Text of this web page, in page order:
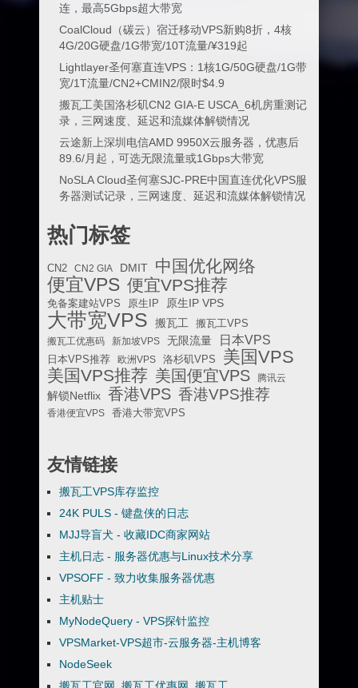
连，最高5Gbps超大带宽
CoalCloud（碳云）宿迁移动VPS新购8折，4核
4G/20G硬盘/1G带宽/10T流量/¥319起
Lightlayer圣何塞直连VPS：1核1G/50G硬盘/1G带
宽/1T流量/CN2+CMIN2/限时$4.9
搬瓦工美国洛杉矶CN2 GIA-E USCA_6机房重测记
录，三网速度、延迟和流媒体解锁情况
云途新上深圳电信AMD 9950X云服务器，优惠后
89.6/月起，可选无限流量或1Gbps大带宽
NoSLA Cloud圣何塞SJC-PRE中国直连优化VPS服
务器测试记录，三网速度、延迟和流媒体解锁情况
热门标签
CN2 CN2 GIA DMIT 中国优化网络
便宜VPS 便宜VPS推荐
免备案建站VPS 原生IP 原生IP VPS
大带宽VPS 搬瓦工
搬瓦工VPS
搬瓦工优惠码
新加坡VPS 无限流量 日本VPS
日本VPS推荐 欧洲VPS 洛杉矶VPS 美国VPS
美国VPS推荐 美国便宜VPS 腾讯云
解锁Netflix 香港VPS 香港VPS推荐
香港便宜VPS 香港大带宽VPS
友情链接
搬瓦工VPS库存监控
24K PULS - 键盘侠的日志
MJJ导盲犬 - 收藏IDC商家网站
主机日志 - 服务器优惠与Linux技术分享
VPSOFF - 致力收集服务器优惠
主机贴士
MyNodeQuery - VPS探针监控
VPSMarket-VPS超市-云服务器-主机博客
NodeSeek
搬瓦工官网_搬瓦工优惠网_搬瓦工